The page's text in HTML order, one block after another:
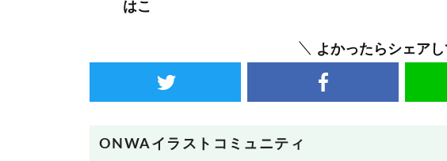
はこ
よかったらシェアし
ONWAイラストコミュニティ